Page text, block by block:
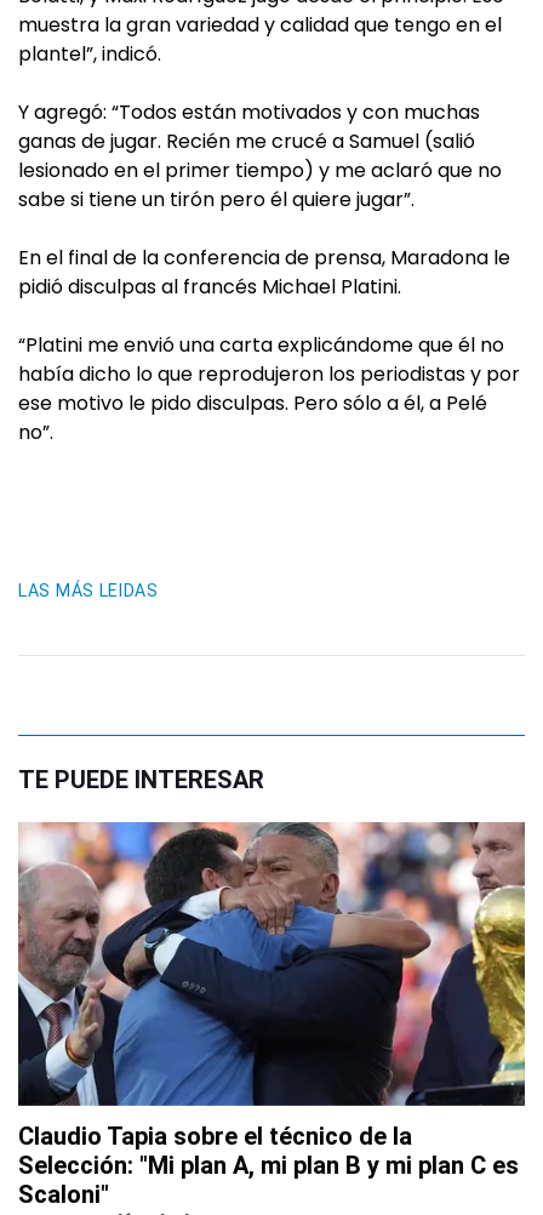
muestra la gran variedad y calidad que tengo en el
plantel”, indicó.
Y agregó: “Todos están motivados y con muchas
ganas de jugar. Recién me crucé a Samuel (salió
lesionado en el primer tiempo) y me aclaró que no
sabe si tiene un tirón pero él quiere jugar”.
En el final de la conferencia de prensa, Maradona le
pidió disculpas al francés Michael Platini.
“Platini me envió una carta explicándome que él no
había dicho lo que reprodujeron los periodistas y por
ese motivo le pido disculpas. Pero sólo a él, a Pelé
no”.
LAS MÁS LEIDAS
TE PUEDE INTERESAR
Claudio Tapia sobre el técnico de la
Selección: "Mi plan A, mi plan B y mi plan C es
Scaloni"